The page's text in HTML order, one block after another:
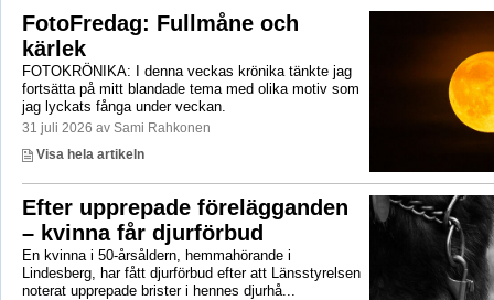
FotoFredag: Fullmåne och
kärlek
FOTOKRÖNIKA: I denna veckas krönika tänkte jag
fortsätta på mitt blandade tema med olika motiv som
jag lyckats fånga under veckan.
31 juli 2026 av Sami Rahkonen
Visa hela artikeln
Efter upprepade förelägganden
– kvinna får djurförbud
En kvinna i 50-årsåldern, hemmahörande i
Lindesberg, har fått djurförbud efter att Länsstyrelsen
noterat upprepade brister i hennes djurhå...